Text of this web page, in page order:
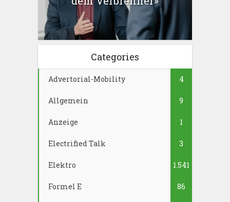
Categories
Advertorial-Mobility 4
Allgemein 9
Anzeige 1
Electrified Talk 3
Elektro 1.541
Formel E 86